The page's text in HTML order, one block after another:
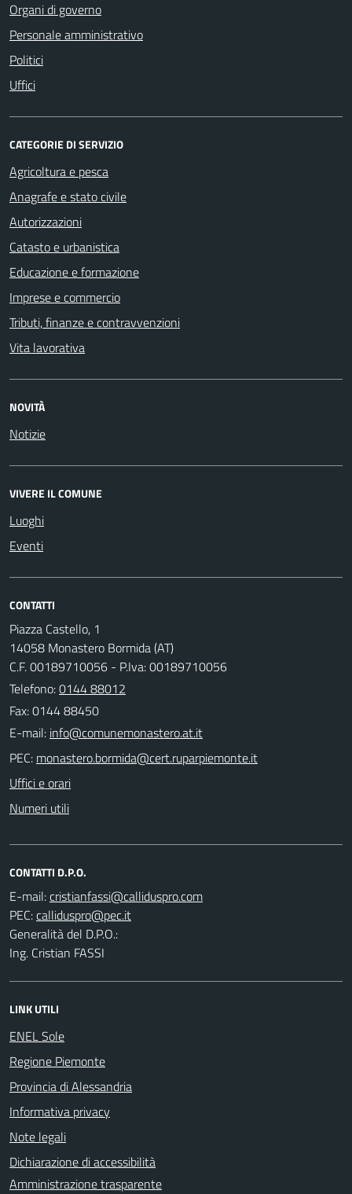
Organi di governo
Personale amministrativo
Politici
Uffici
CATEGORIE DI SERVIZIO
Agricoltura e pesca
Anagrafe e stato civile
Autorizzazioni
Catasto e urbanistica
Educazione e formazione
Imprese e commercio
Tributi, finanze e contravvenzioni
Vita lavorativa
NOVITÀ
Notizie
VIVERE IL COMUNE
Luoghi
Eventi
CONTATTI
Piazza Castello, 1
14058 Monastero Bormida (AT)
C.F. 00189710056 - P.Iva: 00189710056
Telefono:0144 88012
Fax: 0144 88450
E-mail:
PEC:
Uffici e orari
Numeri utili
CONTATTI D.P.O.
E-mail:
PEC:
Generalità del D.P.O.:
Ing. Cristian FASSI
LINK UTILI
ENEL Sole
Regione Piemonte
Provincia di Alessandria
Informativa privacy
Note legali
Dichiarazione di accessibilità
Amministrazione trasparente